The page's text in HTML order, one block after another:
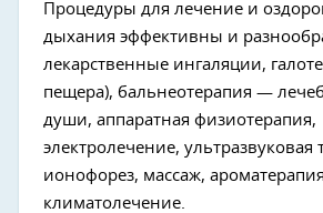
Процедуры для лечение и
дыхания эффективны и
лекарственные ингаляции,
пещера), бальнеотерапия —
души, аппаратная физиотерапия,
электролечение, ультразвуковая
ионофорез, массаж,
климатолечение.